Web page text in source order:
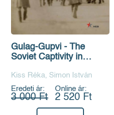
Gulag-Gupvi - The
Soviet Captivity in
Kiss Réka, Simon István
Eredeti ár:
3 000 Ft
Online ár:
2 520 Ft